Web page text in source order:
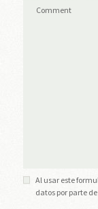
Al usar este
datos por parte